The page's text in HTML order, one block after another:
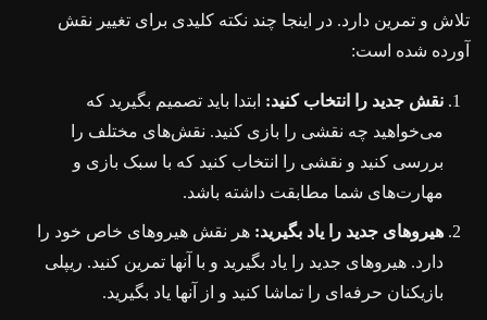
تلاش و تمرین دارد. در اینجا چند نکته کلیدی برای تغییر نقش
آورده شده است:
نقش جدید را انتخاب کنید: ابتدا باید تصمیم بگیرید که
می‌خواهید چه نقشی را بازی کنید. نقش‌های مختلف را
بررسی کنید و نقشی را انتخاب کنید که با سبک بازی و
مهارت‌های شما مطابقت داشته باشد.
هیروهای جدید را یاد بگیرید: هر نقش هیروهای خاص خود را
دارد. هیروهای جدید را یاد بگیرید و با آنها تمرین کنید. ریپلی
بازیکنان حرفه‌ای را تماشا کنید و از آنها یاد بگیرید.